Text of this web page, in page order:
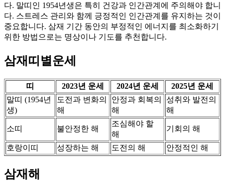
다. 말띠인 1954년생은 특히 건강과 인간관계에 주의해야 합니
다. 스트레스 관리와 함께 긍정적인 인간관계를 유지하는 것이
중요합니다. 삼재 기간 동안의 부정적인 에너지를 최소화하기
위한 방법으로는 명상이나 기도를 추천합니다.
삼재띠별운세
띠 2023년 운세 2024년 운세
2025년 운세
말띠 (1954년
생)
도전과 변화의
해
안정과 회복의
해
성취와 발전의
해
소띠 불안정한 해
조심해야 할
해
기회의 해
호랑이띠 성장하는 해 도전의 해 안정적인 해
삼재해